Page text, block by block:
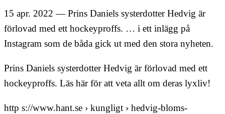
15 apr. 2022 — Prins Daniels systerdotter Hedvig är
förlovad med ett hockeyproffs. … i ett inlägg på
Instagram som de båda gick ut med den stora nyheten.
Prins Daniels systerdotter Hedvig är förlovad med ett
hockeyproffs. Läs här för att veta allt om deras lyxliv!
http s://www.hant.se › kungligt › hedvig-bloms-